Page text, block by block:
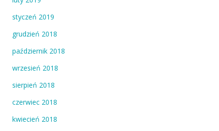
styczeń 2019
grudzień 2018
październik 2018
wrzesień 2018
sierpień 2018
czerwiec 2018
kwiecień 2018